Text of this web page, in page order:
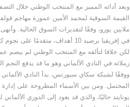
وبعد أدائه المميز مع المنتخب الوطني خلال
القيمة السوقية لمحمد الأمين عمورة مهاجم
ملايين يورو، وفقًا لتقديرات السوق الحالية.
في إفريقيا برصيد 10 أهداف، متقدمًا على نجوم
لكن خلافا لتألقه مع المنتخب الوطني لم يبصم
زملائه في النادي الألماني وهو ما قد يدفع النجم
ووفقًا لشبكة سكاي سبورتس، بدأ النادي
المحتمل. ومن بين الأسماء المطروحة على
يونايتد حاليًا، والذي قد يعود إلى الدوري